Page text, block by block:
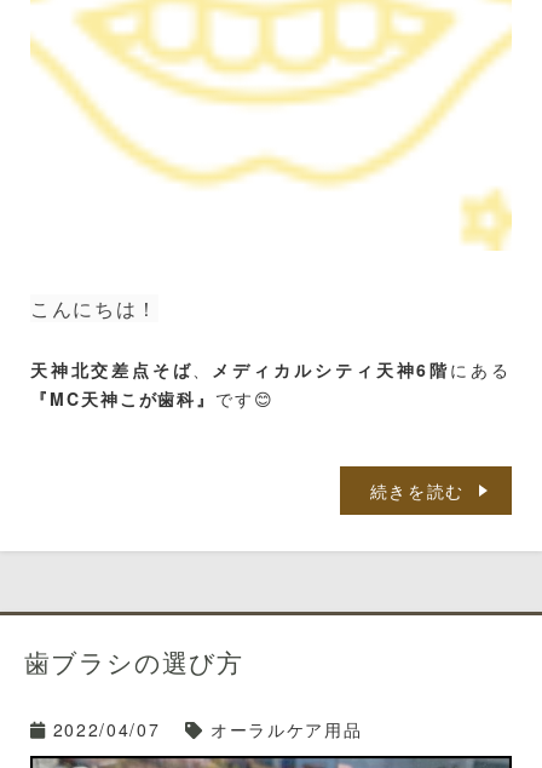
こんにちは！
天神北交差点そば、 メディカルシティ天神6階にある
『MC天神こが歯科』 です😊
今日は歯ブラシについてお話ししたいと思いま
広告で評判が良かったから・・
見た目がかわいいから・・
続きを読む
歯ブラシの選び方
2022/04/07 オーラルケア用品